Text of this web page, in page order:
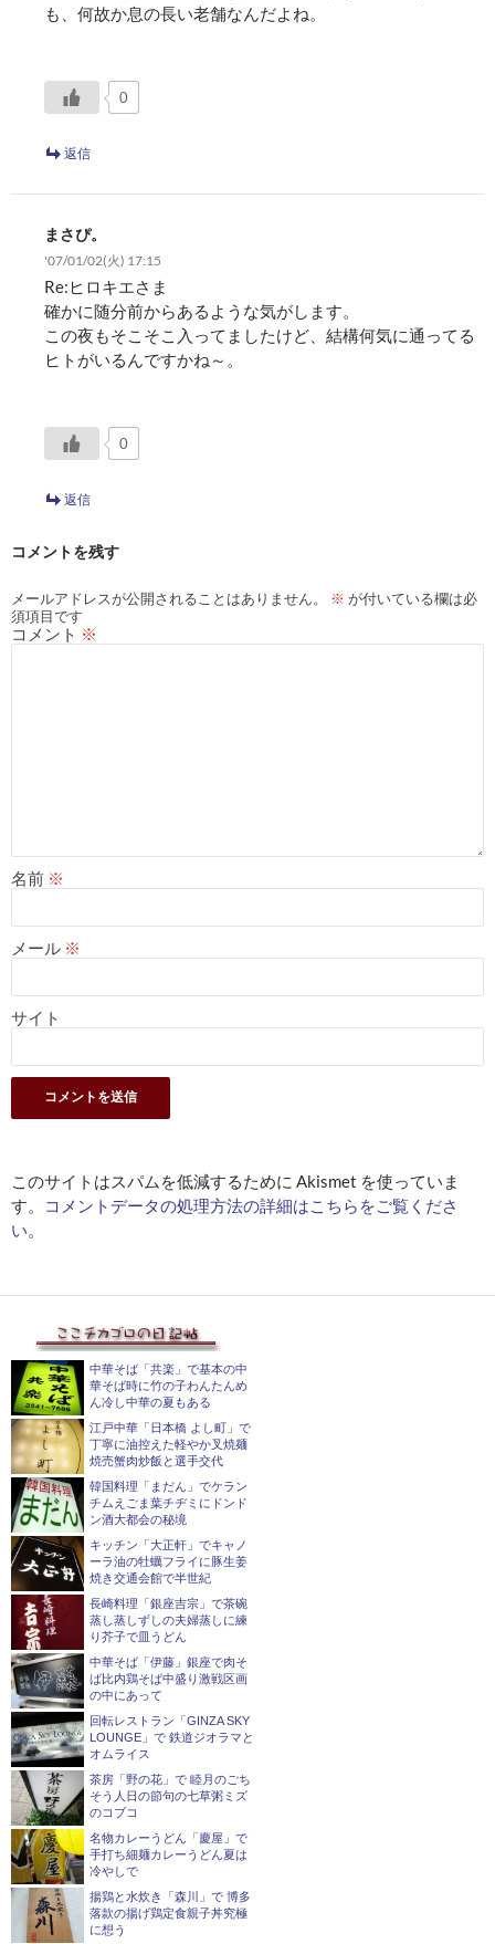
も、何故か息の長い老舗なんだよね。
0
返信
まさぴ。
'07/01/02(火) 17:15
Re:ヒロキエさま
確かに随分前からあるような気がします。
この夜もそこそこ入ってましたけど、結構何気に通ってる
ヒトがいるんですかね～。
0
返信
コメントを残す
メールアドレスが公開されることはありません。 ※ が付いている欄は必
須項目です
コメント ※
名前 ※
メール ※
サイト
このサイトはスパムを低減するために Akismet を使っていま
す。
コメントデータの処理方法の詳細はこちらをご覧くださ
い。
中華そば「共楽」で基本の中
華そば時に竹の子わんたんめ
ん冷し中華の夏もある
江戸中華「日本橋 よし町」で
丁寧に油控えた軽やか叉焼麺
焼売蟹肉炒飯と選手交代
韓国料理「まだん」でケラン
チムえごま葉チヂミにドンド
ン酒大都会の秘境
キッチン「大正軒」でキャノ
ーラ油の牡蠣フライに豚生姜
焼き交通会館で半世紀
長崎料理「銀座吉宗」で茶碗
蒸し蒸しずしの夫婦蒸しに練
り芥子で皿うどん
中華そば「伊藤」銀座で肉そ
ば比内鶏そば中盛り激戦区画
の中にあって
回転レストラン「GINZA SKY
LOUNGE」で 鉄道ジオラマと
オムライス
茶房「野の花」で 睦月のごち
そう人日の節句の七草粥ミズ
のコブコ
名物カレーうどん「慶屋」で
手打ち細麺カレーうどん夏は
冷やしで
揚鶏と水炊き「森川」で 博多
落款の揚げ鶏定食親子丼究極
に想う